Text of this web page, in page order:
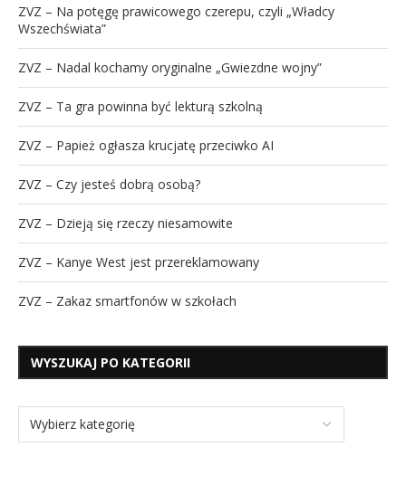
ZVZ – Na potęgę prawicowego czerepu, czyli „Władcy
Wszechświata”
ZVZ – Nadal kochamy oryginalne „Gwiezdne wojny”
ZVZ – Ta gra powinna być lekturą szkolną
ZVZ – Papież ogłasza krucjatę przeciwko AI
ZVZ – Czy jesteś dobrą osobą?
ZVZ – Dzieją się rzeczy niesamowite
ZVZ – Kanye West jest przereklamowany
ZVZ – Zakaz smartfonów w szkołach
WYSZUKAJ PO KATEGORII